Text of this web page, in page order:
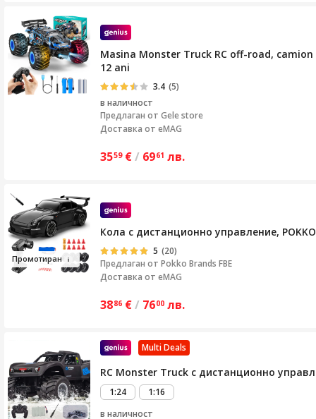
Masina Monster Truck RC off-road,
12 ani
3.4 (5)
в наличност
Предлаган от Gele store
Доставка от eMAG
3559 €/ 6961 лв.
Промотиран
Кола с дистанционно управление,
5 (20)
Предлаган от Pokko Brands FBE
Доставка от eMAG
3886 €/ 7600 лв.
Multi Deals
RC Monster Truck с дистанционно
1:24
1:16
в наличност